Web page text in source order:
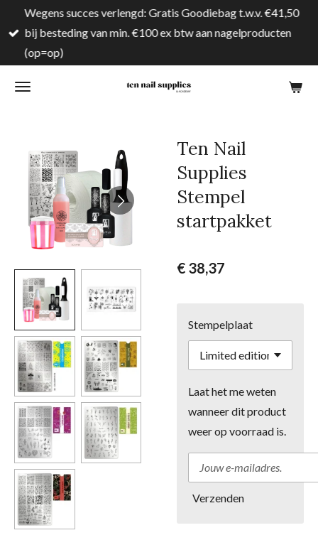
direct
naar
hoofdinhoud
Wegens succes verlengd: Gratis Goodiebag t.w.v. €41,50
bij besteding van min. €100 ex btw aan nagelproducten
(op=op)
Ten Nail
Supplies
Stempel
startpakket
€ 38,37
Stempelplaat
Laat het me weten
wanneer dit product
weer op voorraad is.
Verzenden